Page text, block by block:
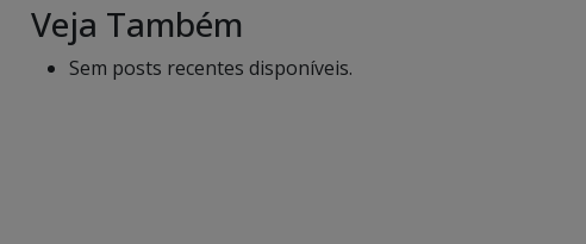
Veja Também
Sem posts recentes disponíveis.